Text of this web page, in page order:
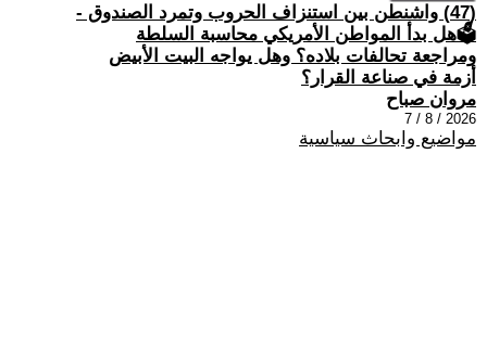
(47) واشنطن بين استنزاف الحروب وتمرد الصندوق -
🗳هل بدأ المواطن الأمريكي محاسبة السلطة
ومراجعة تحالفات بلاده؟ وهل يواجه البيت الأبيض
أزمة في صناعة القرار؟
مروان صباح
2026 / 8 / 7
مواضيع وابحاث سياسية